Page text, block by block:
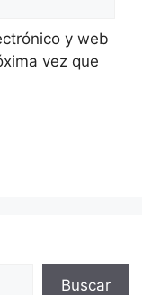
y web
vez que
Buscar